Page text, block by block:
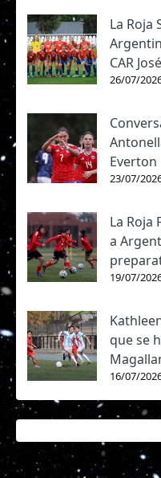
La Roja
CAR
26/07/
Everton
23/07/
La Roja
a
19/07/
que se
16/07/